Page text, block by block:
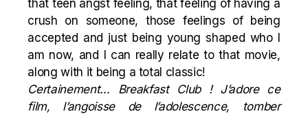
that teen angst feeling, that feeling of having a
crush on someone, those feelings of being
accepted and just being young shaped who I
am now, and I can really relate to that movie,
along with it being a total classic!
Certainement… Breakfast Club! J’adore ce
film, l’angoisse de l’adolescence, tomber